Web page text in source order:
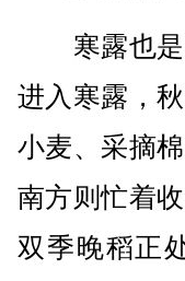
寒露也是
进入寒露，
小麦、采摘
南方则忙着
双季晚稻正